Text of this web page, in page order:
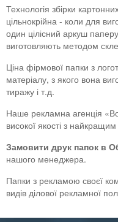
Технологія збірки
цільнокрійна - коли для
один цілісний аркуш
виготовляють методом
Ціна фірмової папки з
матеріалу, з якого вона
тиражу і т.д.
Наше рекламна агенція
високої якості з
Замовити друк папок в
нашого менеджера.
Папки з рекламою своєї
видів ділової рекламної